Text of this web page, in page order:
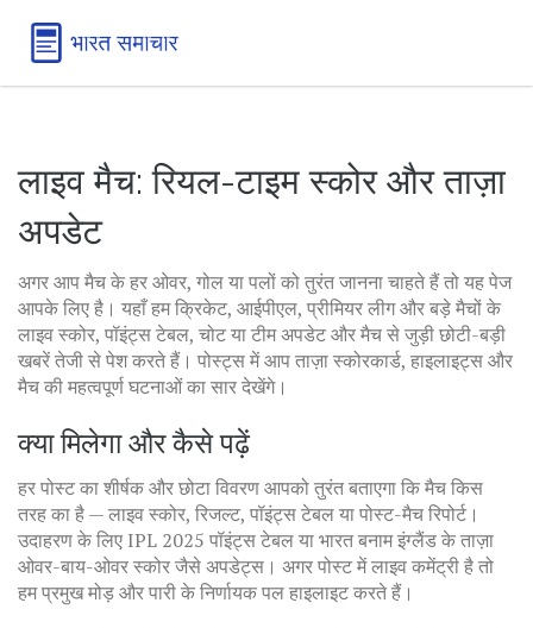
लाइव मैच: रियल-टाइम स्कोर और ताज़ा
अपडेट
अगर आप मैच के हर ओवर, गोल या पलों को तुरंत जानना चाहते हैं तो यह पेज
आपके लिए है। यहाँ हम क्रिकेट, आईपीएल, प्रीमियर लीग और बड़े मैचों के
लाइव स्कोर, पॉइंट्स टेबल, चोट या टीम अपडेट और मैच से जुड़ी छोटी-बड़ी
खबरें तेजी से पेश करते हैं। पोस्ट्स में आप ताज़ा स्कोरकार्ड, हाइलाइट्स और
मैच की महत्वपूर्ण घटनाओं का सार देखेंगे।
क्या मिलेगा और कैसे पढ़ें
हर पोस्ट का शीर्षक और छोटा विवरण आपको तुरंत बताएगा कि मैच किस
तरह का है — लाइव स्कोर, रिजल्ट, पॉइंट्स टेबल या पोस्ट-मैच रिपोर्ट।
उदाहरण के लिए IPL 2025 पॉइंट्स टेबल या भारत बनाम इंग्लैंड के ताज़ा
ओवर-बाय-ओवर स्कोर जैसे अपडेट्स। अगर पोस्ट में लाइव कमेंट्री है तो
हम प्रमुख मोड़ और पारी के निर्णायक पल हाइलाइट करते हैं।